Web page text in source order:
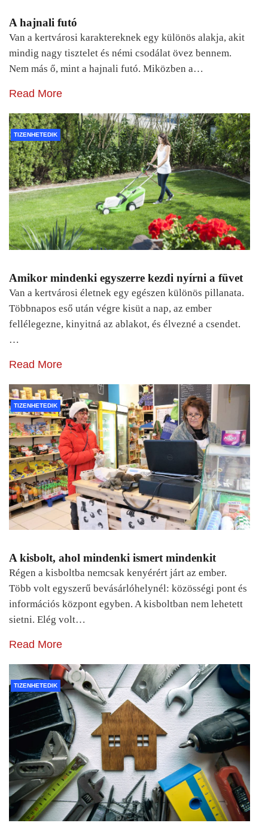
A hajnali futó
Van a kertvárosi karaktereknek egy különös alakja, akit
mindig nagy tisztelet és némi csodálat övez bennem.
Nem más ő, mint a hajnali futó. Miközben a…
Read More
TIZENHETEDIK
Amikor mindenki egyszerre kezdi nyírni a füvet
Van a kertvárosi életnek egy egészen különös pillanata.
Többnapos eső után végre kisüt a nap, az ember
fellélegezne, kinyitná az ablakot, és élvezné a csendet.
…
Read More
TIZENHETEDIK
A kisbolt, ahol mindenki ismert mindenkit
Régen a kisboltba nemcsak kenyérért járt az ember.
Több volt egyszerű bevásárlóhelynél: közösségi pont és
információs központ egyben. A kisboltban nem lehetett
sietni. Elég volt…
Read More
TIZENHETEDIK